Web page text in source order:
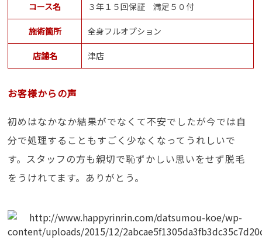
コース名 ３年１５回保証 満足５０付
施術箇所 全身フルオプション
店舗名 津店
お客様からの声
初めはなかなか結果がでなくて不安でしたが今では自
分で処理することもすごく少なくなってうれしいで
す。スタッフの方も親切で恥ずかしい思いをせず脱毛
をうけれてます。ありがとう。